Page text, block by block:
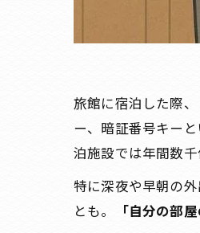
旅館に宿泊した際
ー、暗証番号キー
泊施設では年間数
特に深夜や早朝の
とも。
「自分の部